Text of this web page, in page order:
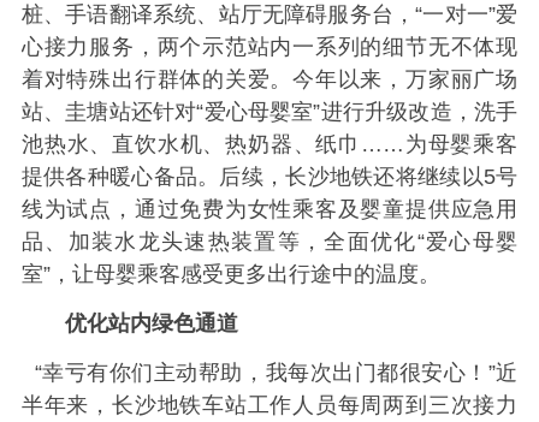
桩、手语翻译系统、站厅无障碍服务台，“一对一”爱
心接力服务，两个示范站内一系列的细节无不体现
着对特殊出行群体的关爱。今年以来，万家丽广场
站、圭塘站还针对“爱心母婴室”进行升级改造，洗手
池热水、直饮水机、热奶器、纸巾……为母婴乘客
提供各种暖心备品。后续，长沙地铁还将继续以5号
线为试点，通过免费为女性乘客及婴童提供应急用
品、加装水龙头速热装置等，全面优化“爱心母婴
室”，让母婴乘客感受更多出行途中的温度。
优化站内绿色通道
“幸亏有你们主动帮助，我每次出门都很安心！”近
半年来，长沙地铁车站工作人员每周两到三次接力